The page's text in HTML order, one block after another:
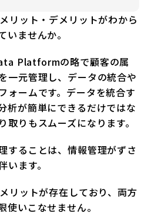
リット・デメリットがわから
いませんか。
Platformの略で顧客の属
一元管理し、データの統合や
ォームです。データを統合す
析が簡単にできるだけではな
取りもスムーズになります。
することは、情報管理がずさ
ます。
リットが存在しており、両方
使いこなせません。